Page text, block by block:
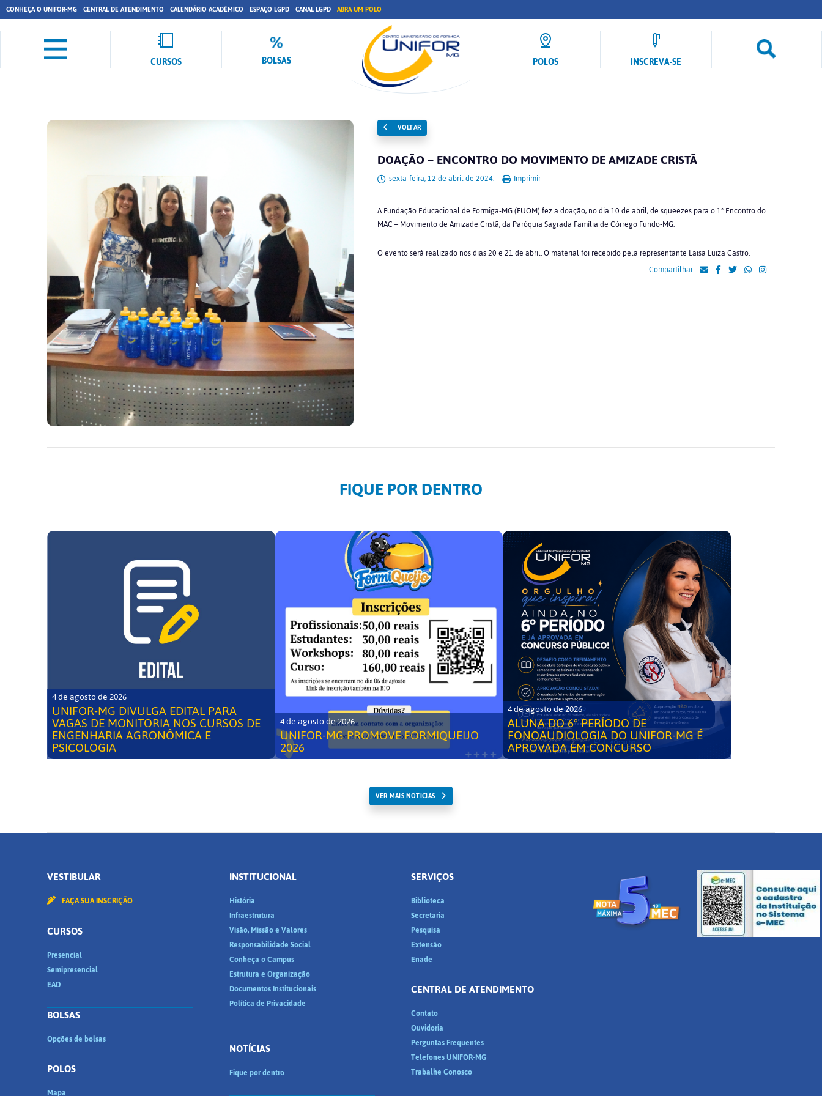
CONHEÇA O UNIFOR-MG CENTRAL DE ATENDIMENTO CALENDÁRIO ACADÊMICO ESPAÇO LGPD CANAL LGPD ABRA UM POLO
CURSOS BOLSAS POLOS INSCREVA-SE
VOLTAR
DOAÇÃO – ENCONTRO DO MOVIMENTO DE AMIZADE CRISTÃ
sexta-feira, 12 de abril de 2024. Imprimir
A Fundação Educacional de Formiga-MG (FUOM) fez a doação, no dia 10 de abril, de squeezes para o 1º Encontro do
MAC – Movimento de Amizade Cristã, da Paróquia Sagrada Família de Córrego Fundo-MG.
O evento será realizado nos dias 20 e 21 de abril. O material foi recebido pela representante Laisa Luiza Castro.
Compartilhar
FIQUE POR DENTRO
4 de agosto de 2026
UNIFOR-MG DIVULGA EDITAL PARA
VAGAS DE MONITORIA NOS CURSOS DE
ENGENHARIA AGRONÔMICA E
PSICOLOGIA
4 de agosto de 2026
UNIFOR-MG PROMOVE FORMIQUEIJO
2026
4 de agosto de 2026
ALUNA DO 6° PERÍODO DE
FONOAUDIOLOGIA DO UNIFOR-MG É
APROVADA EM CONCURSO
VER MAIS NOTICIAS
VESTIBULAR
FAÇA SUA INSCRIÇÃO
CURSOS
Presencial
Semipresencial
EAD
BOLSAS
Opções de bolsas
POLOS
Mapa
INSTITUCIONAL
História
Infraestrutura
Visão, Missão e Valores
Responsabilidade Social
Conheça o Campus
Estrutura e Organização
Documentos Institucionais
Política de Privacidade
NOTÍCIAS
Fique por dentro
SERVIÇOS
Biblioteca
Secretaria
Pesquisa
Extensão
Enade
CENTRAL DE ATENDIMENTO
Contato
Ouvidoria
Perguntas Frequentes
Telefones UNIFOR-MG
Trabalhe Conosco